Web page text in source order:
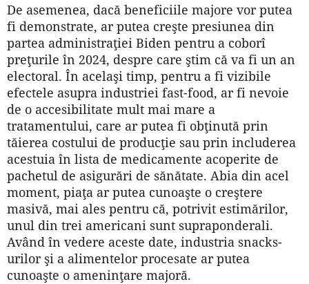
De asemenea, dacă beneficiile majore vor putea
fi demonstrate, ar putea creşte presiunea din
partea administraţiei Biden pentru a coborî
preţurile în 2024, despre care ştim că va fi un an
electoral. În acelaşi timp, pentru a fi vizibile
efectele asupra industriei fast-food, ar fi nevoie
de o accesibilitate mult mai mare a
tratamentului, care ar putea fi obţinută prin
tăierea costului de producţie sau prin includerea
acestuia în lista de medicamente acoperite de
pachetul de asigurări de sănătate. Abia din acel
moment, piaţa ar putea cunoaşte o creştere
masivă, mai ales pentru că, potrivit estimărilor,
unul din trei americani sunt supraponderali.
Având în vedere aceste date, industria snacks-
urilor şi a alimentelor procesate ar putea
cunoaşte o ameninţare majoră.